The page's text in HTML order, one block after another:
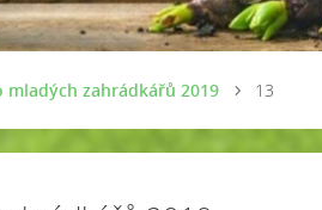
mladých zahrádkářů 2019 13